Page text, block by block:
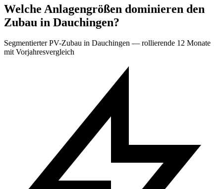
Welche Anlagengrößen dominieren den
Zubau in Dauchingen?
Segmentierter PV-Zubau in Dauchingen — rollierende 12 Monate
mit Vorjahresvergleich